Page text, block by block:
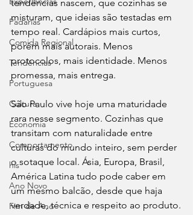
Padarias
Comida Regional
Tendências
Portuguesa
Cultura
Economia
Comportamento
his
Ano Novo
Fim de Ano
tendências nascem, que cozinhas se
misturam, que ideias são testadas em
tempo real. Cardápios mais curtos,
porém mais autorais. Menos
protocolos, mais identidade. Menos
promessa, mais entrega.
São Paulo vive hoje uma maturidade
rara nesse segmento. Cozinhas que
transitam com naturalidade entre
culturas do mundo inteiro, sem perder
o sotaque local. Ásia, Europa, Brasil,
América Latina tudo pode caber em
um mesmo balcão, desde que haja
verdade, técnica e respeito ao produto.